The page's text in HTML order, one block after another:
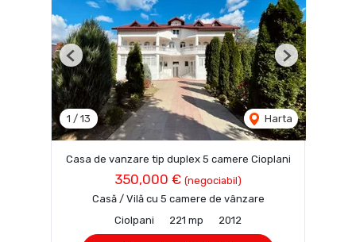
1 / 13 Harta
Previous Next
Casa de vanzare tip duplex 5 camere Cioplani
350,000 € (negociabil)
Casă / Vilă cu 5 camere de vânzare
Ciolpani
221 mp 2012